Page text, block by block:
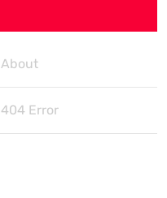
About
404 Error